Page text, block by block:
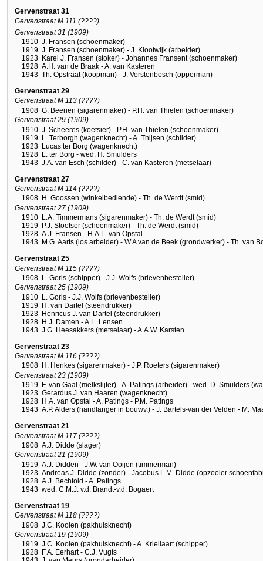
Gervenstraat 31
Gervenstraat M 111 (????)
Gervenstraat 31 (1909)
1910 J. Fransen (schoenmaker)
1919 J. Fransen (schoenmaker) - J. Klootwijk (arbeider)
1923 Karel J. Fransen (stoker) - Johannes Fransent (schoenmaker)
1928 A.H. van de Braak - A. van Kasteren
1943 Th. Opstraat (koopman) - J. Vorstenbosch (opperman)
Gervenstraat 29
Gervenstraat M 113 (????)
1908 G. Beenen (sigarenmaker) - P.H. van Thielen (schoenmaker)
Gervenstraat 29 (1909)
1910 J. Scheeres (koetsier) - P.H. van Thielen (schoenmaker)
1919 L. Terborgh (wagenknecht) - A. Thijsen (schilder)
1923 Lucas ter Borg (wagenknecht)
1928 L. ter Borg - wed. H. Smulders
1943 J.A. van Esch (schilder) - C. van Kasteren (metselaar)
Gervenstraat 27
Gervenstraat M 114 (????)
1908 H. Goossen (winkelbediende) - Th. de Werdt (smid)
Gervenstraat 27 (1909)
1910 L.A. Timmermans (sigarenmaker) - Th. de Werdt (smid)
1919 P.J. Stoetser (schoenmaker) - Th. de Werdt (smid)
1928 A.J. Fransen - H.A.L. van Opstal
1943 M.G. Aarts (los arbeider) - W.A van de Beek (grondwerker) - Th. van
Gervenstraat 25
Gervenstraat M 115 (????)
1908 L. Goris (schipper) - J.J. Wolfs (brievenbesteller)
Gervenstraat 25 (1909)
1910 L. Goris - J.J. Wolfs (brievenbesteller)
1919 H. van Dartel (steendrukker)
1923 Henricus J. van Dartel (steendrukker)
1928 H.J. Damen - A.L. Lensen
1943 J.G. Heesakkers (metselaar) - A.A.W. Karsten
Gervenstraat 23
Gervenstraat M 116 (????)
1908 H. Henkes (sigarenmaker) - J.P. Roeters (sigarenmaker)
Gervenstraat 23 (1909)
1919 F. van Gaal (melkslijter) - A. Patings (arbeider) - wed. D. Smulders
1923 Gerardus J. van Haaren (wagenknecht)
1928 H.A. van Opstal - A. Patings - P.M. Patings
1943 A.P. Alders (handlanger in bouwv.) - J. Bartels-van der Velden - M.
Gervenstraat 21
Gervenstraat M 117 (????)
1908 A.J. Didde (slager)
Gervenstraat 21 (1909)
1919 A.J. Didden - J.W. van Ooijen (timmerman)
1923 Andreas J. Didde (zonder) - Jacobus L.M. Didde (opzooler
1928 A.J. Bechtold - A. Patings
1943 wed. C.M.J. v.d. Brandt-v.d. Bogaert
Gervenstraat 19
Gervenstraat M 118 (????)
1908 J.C. Koolen (pakhuisknecht)
Gervenstraat 19 (1909)
1919 J.C. Koolen (pakhuisknecht) - A. Kriellaart (schipper)
1928 F.A. Eerhart - C.J. Vugts